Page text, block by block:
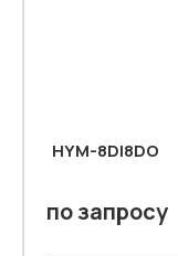
HYM-8DI8DO
по запросу